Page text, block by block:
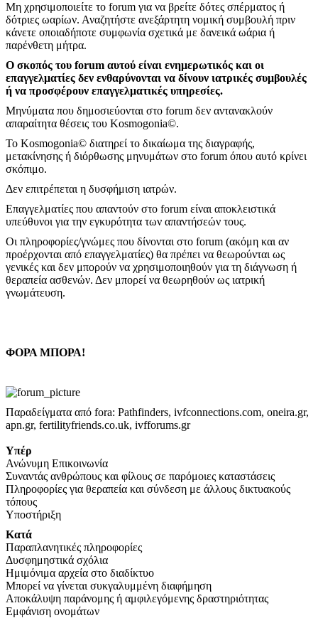
Μη χρησιμοποιείτε το forum για να βρείτε δότες σπέρματος ή
δότριες ωαρίων. Αναζητήστε ανεξάρτητη νομική συμβουλή πριν
κάνετε οποιαδήποτε συμφωνία σχετικά με δανεικά ωάρια ή
παρένθετη μήτρα.
Ο σκοπός του forum αυτού είναι ενημερωτικός και οι
επαγγελματίες δεν ενθαρύνονται να δίνουν ιατρικές συμβουλές
ή να προσφέρουν επαγγελματικές υπηρεσίες.
Μηνύματα που δημοσιεύονται στο forum δεν αντανακλούν
απαραίτητα θέσεις του Kosmogonia©.
To Kosmogonia© διατηρεί το δικαίωμα της διαγραφής,
μετακίνησης ή διόρθωσης μηνυμάτων στο forum όπου αυτό κρίνει
σκόπιμο.
Δεν επιτρέπεται η δυσφήμιση ιατρών.
Επαγγελματίες που απαντούν στο forum είναι αποκλειστικά
υπεύθυνοι για την εγκυρότητα των απαντήσεών τους.
Οι πληροφορίες/γνώμες που δίνονται στο forum (ακόμη και αν
προέρχονται από επαγγελματίες) θα πρέπει να θεωρούνται ως
γενικές και δεν μπορούν να χρησιμοποιηθούν για τη διάγνωση ή
θεραπεία ασθενών. Δεν μπορεί να θεωρηθούν ως ιατρική
γνωμάτευση.
ΦΟΡΑ ΜΠΟΡΑ!
Παραδείγματα από fora: Pathfinders, ivfconnections.com, oneira.gr,
apn.gr, fertilityfriends.co.uk, ivfforums.gr
Υπέρ
Ανώνυμη Επικοινωνία
Συναντάς ανθρώπους και φίλους σε παρόμοιες καταστάσεις
Πληροφορίες για θεραπεία και σύνδεση με άλλους δικτυακούς
τόπους
Υποστήριξη
Κατά
Παραπλανητικές πληροφορίες
Δυσφημηστικά σχόλια
Ημιμόνιμα αρχεία στο διαδίκτυο
Μπορεί να γίνεται συκγαλυμμένη διαφήμηση
Αποκάλυψη παράνομης ή αμφιλεγόμενης δραστηριότητας
Εμφάνιση ονομάτων